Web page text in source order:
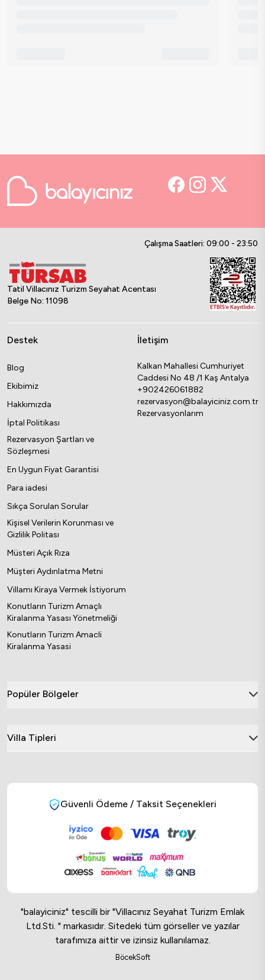
Çalışma Saatleri: 09:00 - 23:50
Tatil Villacınız Turizm Seyahat Acentası
Belge No: 11098
Destek
Blog
Ekibimiz
Hakkımızda
İptal Politikası
Rezervasyon Şartları ve
Sözleşmesi
En Uygun Fiyat Garantisi
Para iadesi
Sıkça Sorulan Sorular
Kişisel Verilerin Korunması ve
Gizlilik Politası
Müsteri Açık Rıza
Müşteri Aydınlatma Metni
Villamı Kiraya Vermek İstiyorum
Konutların Turizm Amaçlı
Kiralanma Yasası Yönetmeliği
Konutların Turizm Amacli
Kiralanma Yasasi
İletişim
Kalkan Mahallesi Cumhuriyet
Caddesi No 48 /1 Kaş Antalya
+902426061882
rezervasyon@balayiciniz.com.tr
Rezervasyonlarım
Popüler Bölgeler
Villa Tipleri
Güvenli Ödeme / Taksit Seçenekleri
"balayiciniz" tescilli bir "Villacınız Seyahat Turizm Emlak
Ltd.Sti. " markasıdır. Sitedeki tüm görseller ve yazılar
tarafımıza aittir ve izinsiz kullanılamaz.
BöcekSoft